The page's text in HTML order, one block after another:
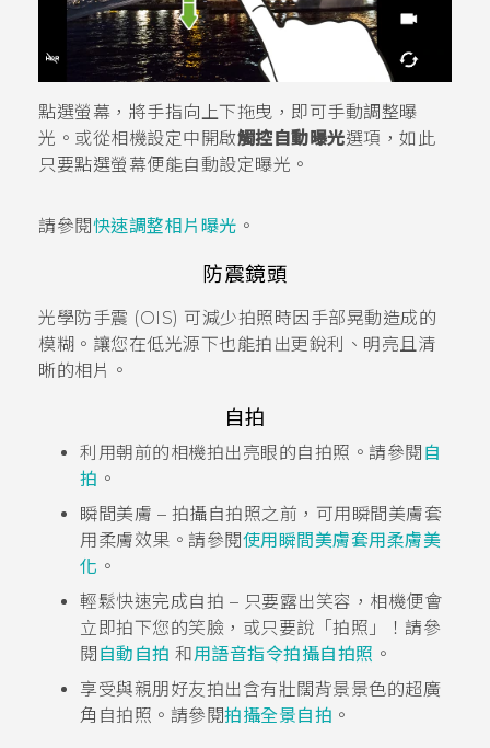
點選螢幕，將手指向上下拖曳，即可手動調整曝
光。或從相機設定中開啟觸控自動曝光選項，如此
只要點選螢幕便能自動設定曝光。
請參閱快速調整相片曝光 。
防震鏡頭
光學防手震 (OIS) 可減少拍照時因手部晃動造成的
模糊。讓您在低光源下也能拍出更銳利、明亮且清
晰的相片。
自拍
利用朝前的相機拍出亮眼的自拍照。請參閱 自
拍 。
瞬間美膚 – 拍攝自拍照之前，可用瞬間美膚套
用柔膚效果。請參閱使用瞬間美膚套用柔膚美
化 。
輕鬆快速完成自拍 – 只要露出笑容，相機便會
立即拍下您的笑臉，或只要說「拍照」！請參
閱 自動自拍 和用語音指令拍攝自拍照 。
享受與親朋好友拍出含有壯闊背景景色的超廣
角自拍照。請參閱拍攝全景自拍 。